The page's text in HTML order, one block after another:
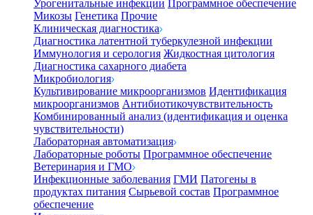
Урогенитальные инфекции Программное обеспечение
Микозы Генетика Прочие
Клиническая диагностика
Диагностика латентной туберкулезной инфекции
Иммунология и серология Жидкостная цитология
Диагностика сахарного диабета
Микробиология
Культивирование микроорганизмов Идентификация
микроорганизмов Антибиотикочувствительность
Комбинированный анализ (идентификация и оценка
чувствительности)
Лабораторная автоматизация
Лабораторные роботы Программное обеспечение
Ветеринария и ГМО
Инфекционные заболевания ГМИ Патогены в
продуктах питания Сырьевой состав Программное
обеспечение